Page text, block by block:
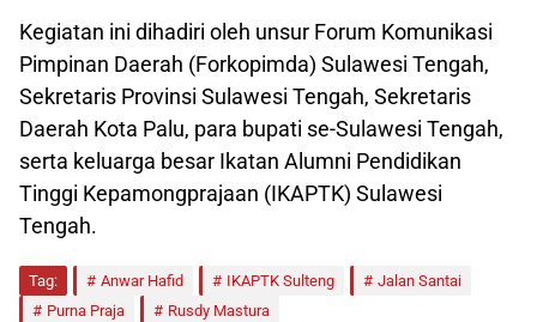
Kegiatan ini dihadiri oleh unsur Forum Komunikasi
Pimpinan Daerah (Forkopimda) Sulawesi Tengah,
Sekretaris Provinsi Sulawesi Tengah, Sekretaris
Daerah Kota Palu, para bupati se-Sulawesi Tengah,
serta keluarga besar Ikatan Alumni Pendidikan
Tinggi Kepamongprajaan (IKAPTK) Sulawesi
Tengah.
Tag: Anwar Hafid IKAPTK Sulteng
Jalan Santai
Purna Praja
Rusdy Mastura